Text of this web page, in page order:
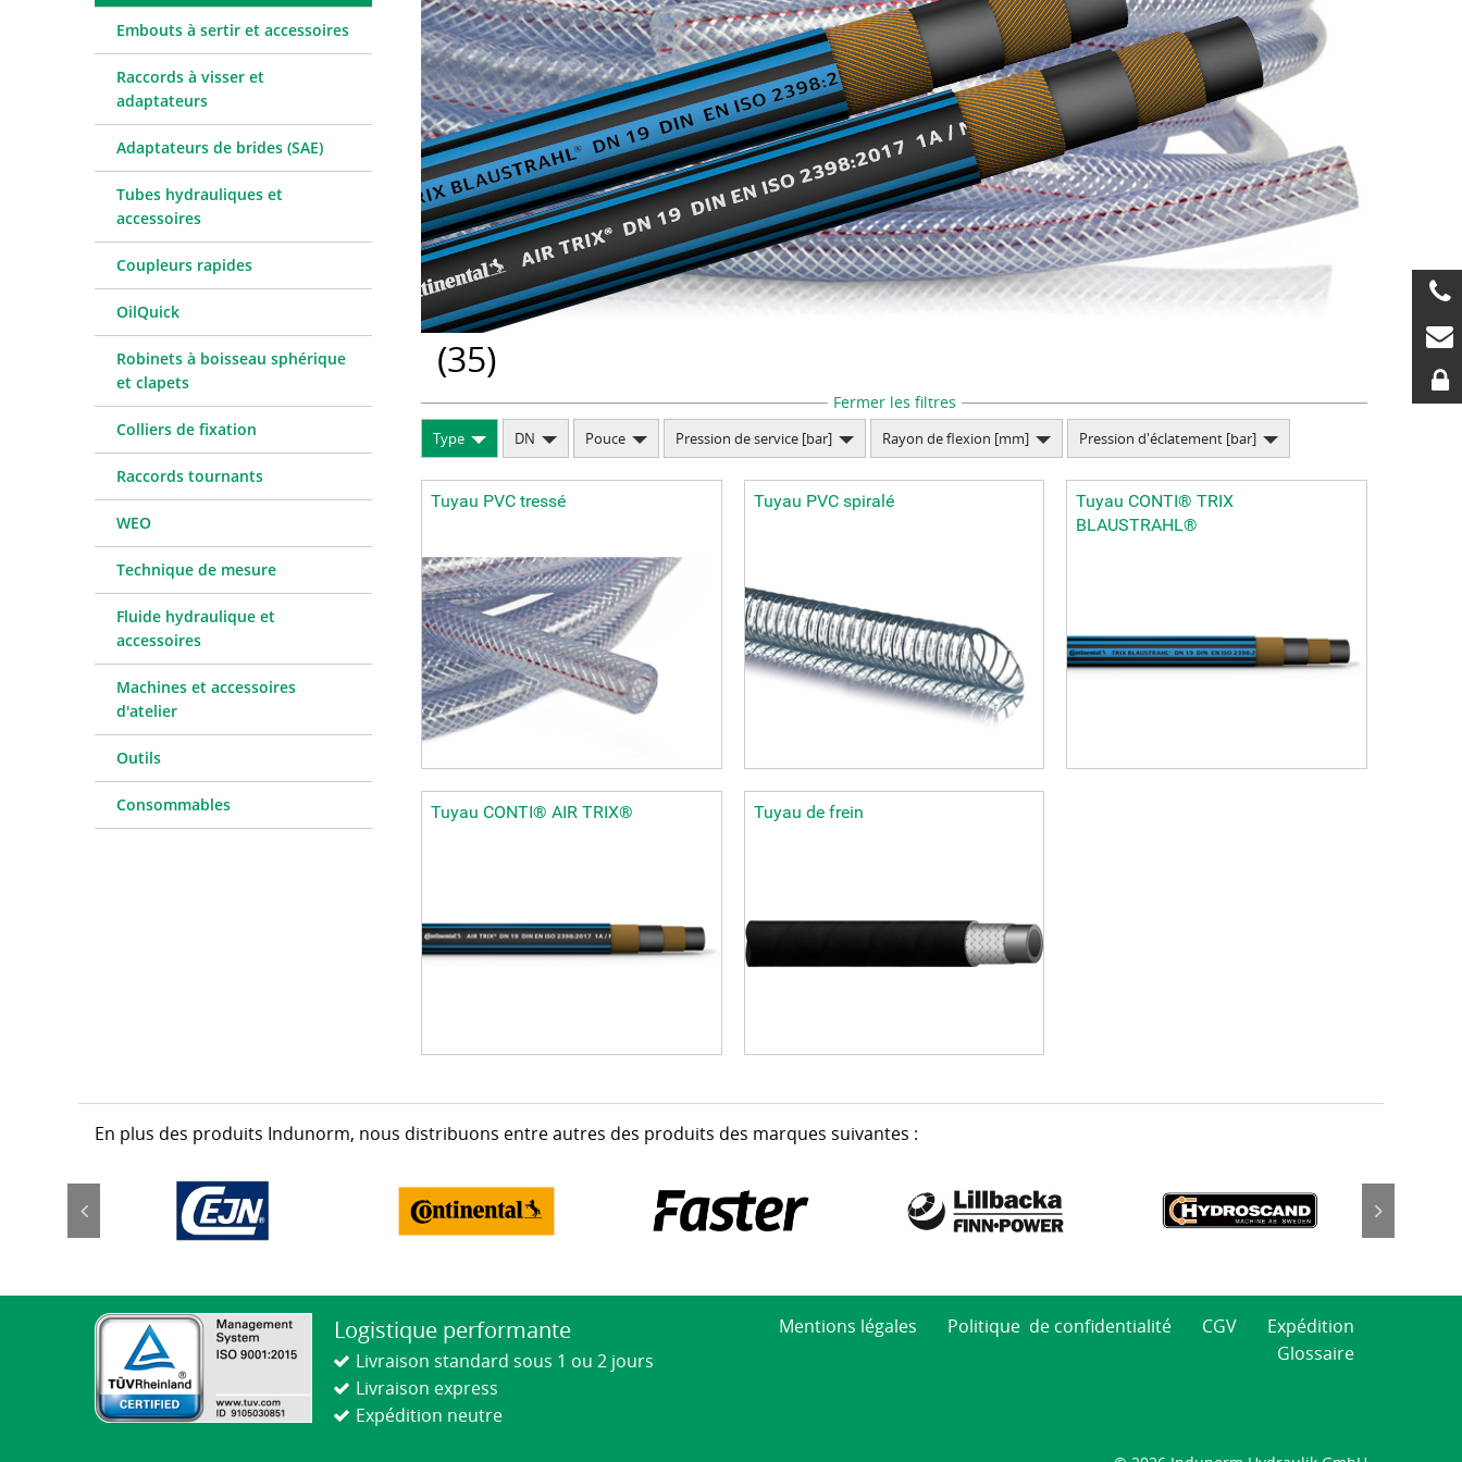
Coupleurs rapides
Robinets à boisseau sphérique et clapets
Colliers de fixation
Raccords tournants
WEO
Technique de mesure
Fluide hydraulique et accessoires
Machines et accessoires d'atelier
Outils
Consommables
TéléchargementsTableaux de cotes de sertissage
Embouts à sertir et accessoires
Raccords à visser et
adaptateurs
Adaptateurs de brides (SAE)
Tubes hydrauliques et
accessoires
Coupleurs rapides
OilQuick
Robinets à boisseau sphérique
et clapets
Colliers de fixation
Raccords tournants
WEO
Technique de mesure
Fluide hydraulique et
accessoires
Machines et accessoires
d'atelier
Outils
Consommables
(35)
Fermer les filtres
Type DN Pouce Pression de service [bar] Rayon de flexion [mm] Pression d'éclatement [bar]
Tuyau PVC tressé Tuyau PVC spiralé
Tuyau CONTI® TRIX
BLAUSTRAHL®
Tuyau CONTI® AIR TRIX® Tuyau de frein
En plus des produits Indunorm, nous distribuons entre autres des produits des marques suivantes :
Logistique performante
Livraison standard sous 1 ou 2 jours
Livraison express
Expédition neutre
Mentions légales Politique de confidentialité CGV
Expédition
Glossaire